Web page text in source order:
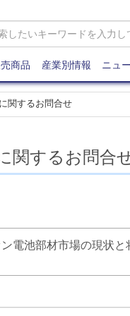
商品 産業別情報 ニュ
関するお問合せ
関するお問合
電池部材市場の現状